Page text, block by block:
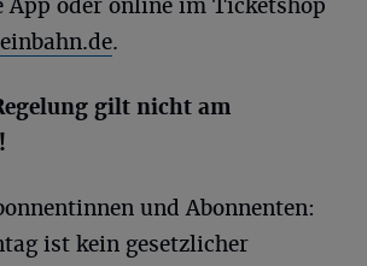
App oder online im Ticketshop
.
gilt nicht am
und Abonnenten:
ist kein gesetzlicher